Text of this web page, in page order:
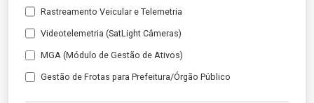
Rastreamento Veicular e Telemetria
Videotelemetria (SatLight Câmeras)
MGA (Módulo de Gestão de Ativos)
Gestão de Frotas para Prefeitura/Órgão Público